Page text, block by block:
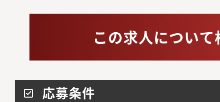
この求人につい
応募条件